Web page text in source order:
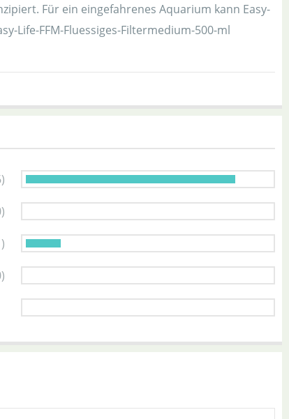
Für ein eingefahrenes Aquarium kann Easy-
Life-FFM-Fluessiges-Filtermedium-500-ml